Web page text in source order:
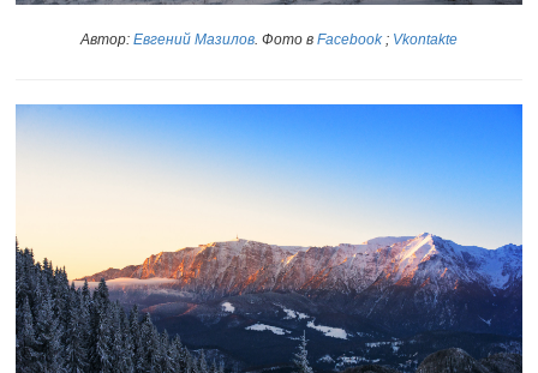
Автор: Евгений Мазилов. Фото в Facebook; Vkontakte